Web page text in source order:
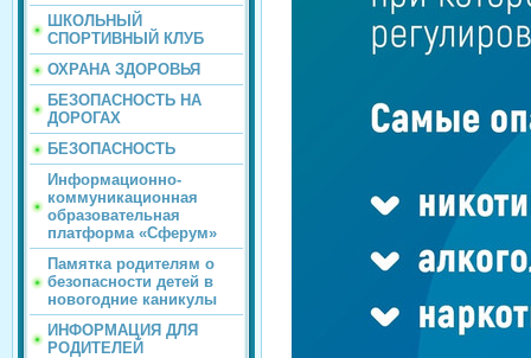
ШКОЛЬНЫЙ
СПОРТИВНЫЙ КЛУБ
ОХРАНА ЗДОРОВЬЯ
БЕЗОПАСНОСТЬ НА
ДОРОГАХ
БЕЗОПАСНОСТЬ
Информационно-
коммуникационная
образовательная
платформа «Сферум»
Памятка родителям о
безопасности детей в
новогодние каникулы
ИНФОРМАЦИЯ ДЛЯ
РОДИТЕЛЕЙ